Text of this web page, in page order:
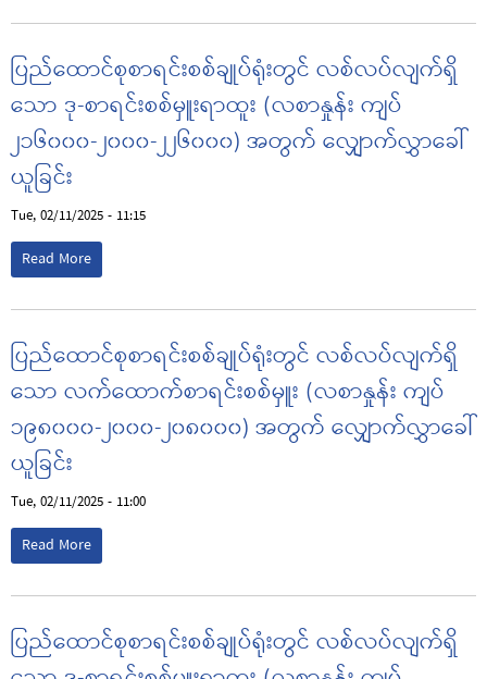
ပြည်ထောင်စုစာရင်းစစ်ချုပ်ရုံးတွင် လစ်လပ်လျက်ရှိ
သော ဒု-စာရင်းစစ်မှူးရာထူး (လစာနှုန်း ကျပ်
၂၁၆၀၀၀-၂၀၀၀-၂၂၆၀၀၀) အတွက် လျှောက်လွှာခေါ်
ယူခြင်း
Tue, 02/11/2025 - 11:15
Read More
ပြည်ထောင်စုစာရင်းစစ်ချုပ်ရုံးတွင် လစ်လပ်လျက်ရှိ
သော လက်ထောက်စာရင်းစစ်မှူး (လစာနှုန်း ကျပ်
၁၉၈၀၀၀-၂၀၀၀-၂၀၈၀၀၀) အတွက် လျှောက်လွှာခေါ်
ယူခြင်း
Tue, 02/11/2025 - 11:00
Read More
ပြည်ထောင်စုစာရင်းစစ်ချုပ်ရုံးတွင် လစ်လပ်လျက်ရှိ